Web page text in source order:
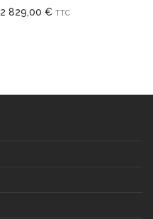
2 829,00 € TTC